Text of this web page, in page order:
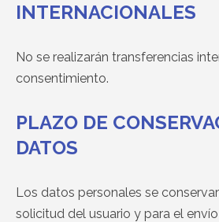
INTERNACIONALES
No se realizarán transferencias
consentimiento.
PLAZO DE
DATOS
Los datos personales se
solicitud del usuario y para el